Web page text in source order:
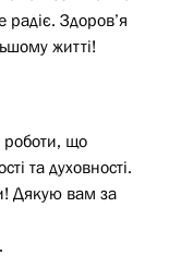
радіє. Здоров’я
житті!
роботи, що
та духовності.
Дякую вам за